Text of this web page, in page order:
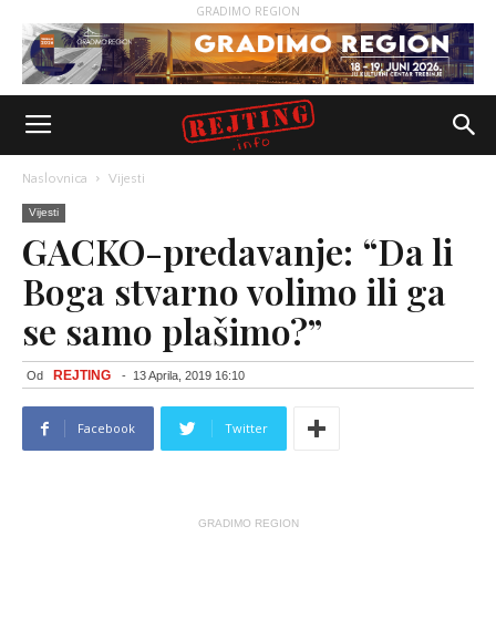
GRADIMO REGION
Naslovnica Vijesti
Vijesti
GACKO-predavanje: “Da li
Boga stvarno volimo ili ga
se samo plašimo?”
Od REJTING - 13 Aprila, 2019 16:10
Facebook Twitter
GRADIMO REGION